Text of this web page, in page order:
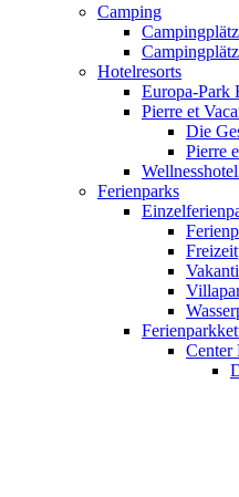
Camping
Hotelresorts
Europa-Park
Pierre et
Die
Pierre
Ferienparks
Center